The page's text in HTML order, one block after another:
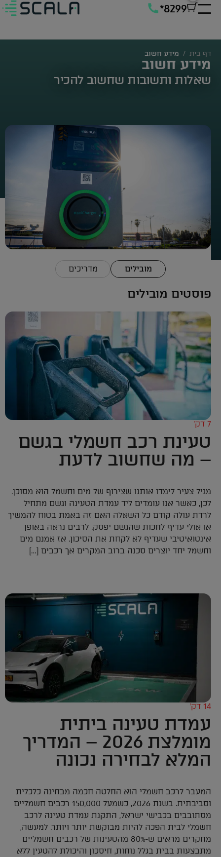
*8299
דף בית / מידע חשוב
מידע חשוב
שאלות ותשובות שחשוב להכיר
מובילים מדריכים
פוסטים מובילים
7 דק’
טעינת רכב חשמלי בגשם
– מה שחשוב לדעת
מגיל צעיר לימדו אותנו שצירוף של מים וחשמל הוא מסוכן.
לכן, כאשר אנו עומדים ליד עמדת הטעינה וגשם מתחיל
לרדת עולה קודם כל השאלה האם זה באמת בטוח להמשיך
או אולי עדיף לחכות שהגשם יפסק. לרבים נראה באופן
אינטואיטיבי שעדיף לא לקחת את הסיכון. אז אמנם מים
וחשמל יחד יוצרים סכנה ברוב המקרים אך רכבים […]
14 דק’
עמדת טעינה ביתית
מומלצת 2026 – המדריך
המלא לבחירה נכונה
המעבר לרכב חשמלי הוא החלטה חכמה מבחינה כלכלית
וסביבתית. בשנת 2026, כשמעל 150,000 רכבים חשמליים
מסתובבים בכבישי ישראל, התקנת עמדת טעינה לרכב
חשמלי לבית הפכה להיות מבוקשת יותר ויותר. למעשה,
מחקרים מראים ש-80% מהטעינות של רכבים חשמליים
מתבצעות בבית בגלל נוחות, חיסכון והיכולת להטעין ללא